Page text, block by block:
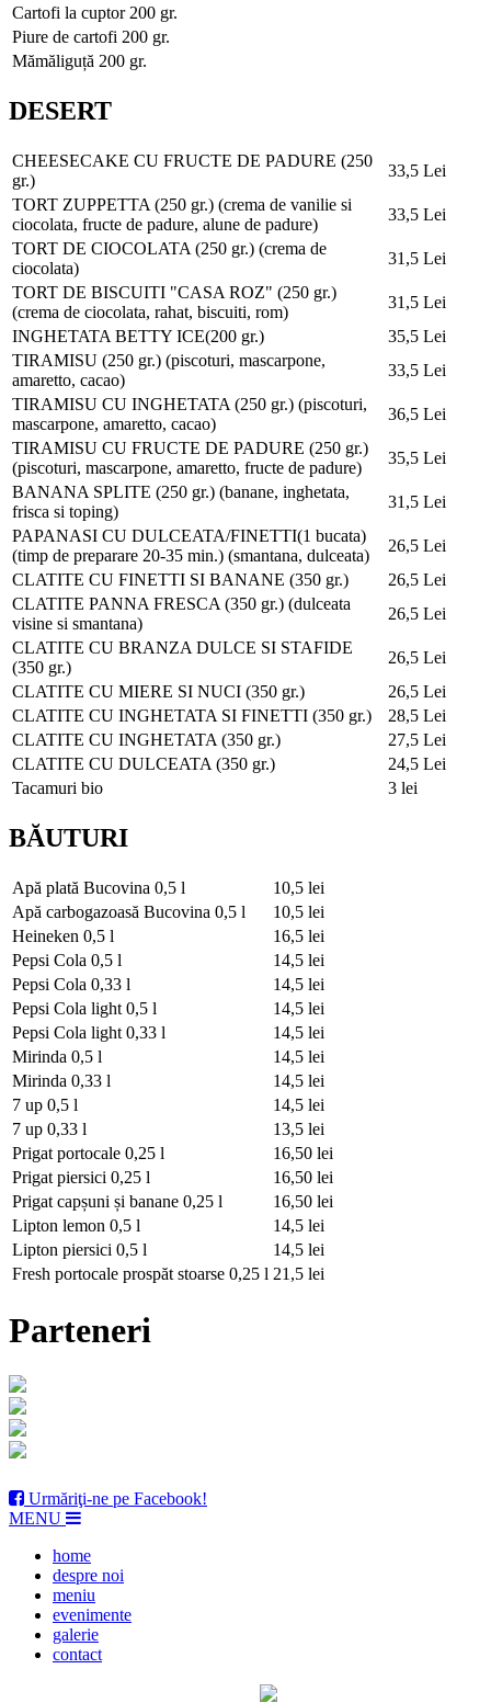
Cartofi la cuptor 200 gr.
Piure de cartofi 200 gr.
Mămăliguță 200 gr.
DESERT
CHEESECAKE CU FRUCTE DE PADURE (250
gr.)
33,5 Lei
TORT ZUPPETTA (250 gr.) (crema de vanilie si
ciocolata, fructe de padure, alune de padure)
33,5 Lei
TORT DE CIOCOLATA (250 gr.) (crema de
ciocolata)
31,5 Lei
TORT DE BISCUITI "CASA ROZ" (250 gr.)
(crema de ciocolata, rahat, biscuiti, rom)
31,5 Lei
INGHETATA BETTY ICE(200 gr.)
35,5 Lei
TIRAMISU (250 gr.) (piscoturi, mascarpone,
amaretto, cacao)
33,5 Lei
TIRAMISU CU INGHETATA (250 gr.) (piscoturi,
mascarpone, amaretto, cacao)
36,5 Lei
TIRAMISU CU FRUCTE DE PADURE (250 gr.)
(piscoturi, mascarpone, amaretto, fructe de padure)
35,5 Lei
BANANA SPLITE (250 gr.) (banane, inghetata,
frisca si toping)
31,5 Lei
PAPANASI CU DULCEATA/FINETTI(1 bucata)
(timp de preparare 20-35 min.) (smantana, dulceata)
26,5 Lei
CLATITE CU FINETTI SI BANANE (350 gr.)
26,5 Lei
CLATITE PANNA FRESCA (350 gr.) (dulceata
visine si smantana)
26,5 Lei
CLATITE CU BRANZA DULCE SI STAFIDE
(350 gr.)
26,5 Lei
CLATITE CU MIERE SI NUCI (350 gr.)
26,5 Lei
CLATITE CU INGHETATA SI FINETTI (350 gr.)
28,5 Lei
CLATITE CU INGHETATA (350 gr.)
27,5 Lei
CLATITE CU DULCEATA (350 gr.)
24,5 Lei
Tacamuri bio
3 lei
BĂUTURI
Apă plată Bucovina 0,5 l
10,5 lei
Apă carbogazoasă Bucovina 0,5 l
10,5 lei
Heineken 0,5 l
16,5 lei
Pepsi Cola 0,5 l
14,5 lei
Pepsi Cola 0,33 l
14,5 lei
Pepsi Cola light 0,5 l
14,5 lei
Pepsi Cola light 0,33 l
14,5 lei
Mirinda 0,5 l
14,5 lei
Mirinda 0,33 l
14,5 lei
7 up 0,5 l
14,5 lei
7 up 0,33 l
13,5 lei
Prigat portocale 0,25 l
16,50 lei
Prigat piersici 0,25 l
16,50 lei
Prigat capșuni și banane 0,25 l
16,50 lei
Lipton lemon 0,5 l
14,5 lei
Lipton piersici 0,5 l
14,5 lei
Fresh portocale prospăt stoarse 0,25 l 21,5 lei
Parteneri
Urmăriţi-ne pe Facebook!
MENU
home
despre noi
meniu
evenimente
galerie
contact